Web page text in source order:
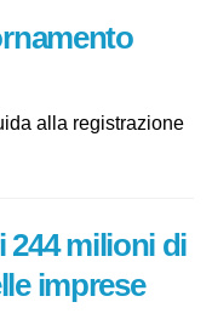
alla registrazione
244 milioni di
imprese